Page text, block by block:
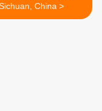
Sichuan, China >